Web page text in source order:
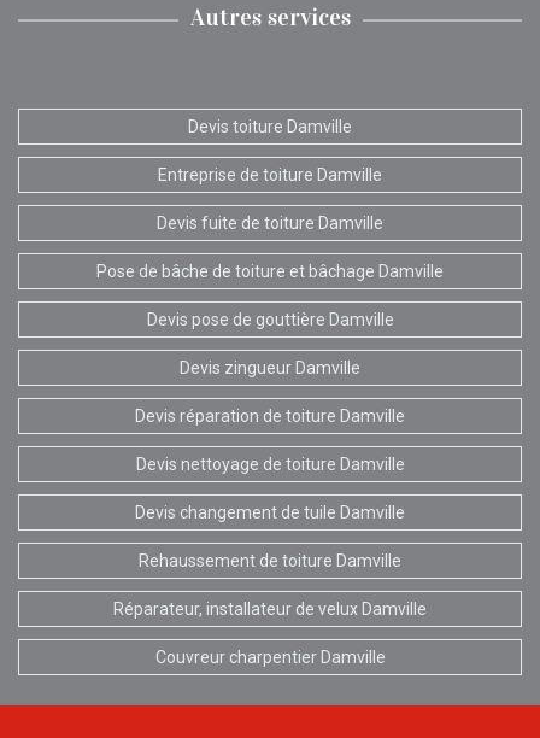
Autres services
Devis toiture Damville
Entreprise de toiture Damville
Devis fuite de toiture Damville
Pose de bâche de toiture et bâchage Damville
Devis pose de gouttière Damville
Devis zingueur Damville
Devis réparation de toiture Damville
Devis nettoyage de toiture Damville
Devis changement de tuile Damville
Rehaussement de toiture Damville
Réparateur, installateur de velux Damville
Couvreur charpentier Damville